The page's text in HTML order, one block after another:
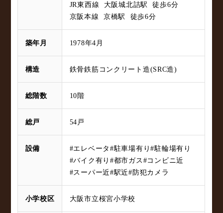
JR東西線 大阪城北詰駅 徒歩6分
京阪本線 京橋駅 徒歩6分
築年月 1978年4月
構造 鉄骨鉄筋コンクリート造(SRC造)
総階数 10階
総戸 54戸
設備 #エレベータ#駐車場有り#駐輪場有り
#バイク有り#都市ガス#コンビニ近
#スーパー近#駅近#防犯カメラ
小学校区 大阪市立桜宮小学校